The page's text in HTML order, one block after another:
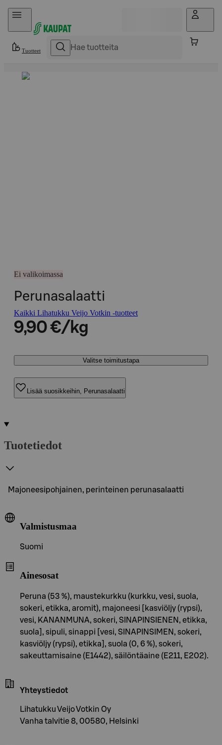
Hyppää sisältöön
Tuotteet
Ei valikoimassa
Perunasalaatti
Kaikki Lihatukku Veijo Votkin -tuotteet
9,90 €/kg
Valitse toimitustapa
Lisää suosikkeihin, Perunasalaatti
Tuotetiedot
Majoneesipohjainen, perinteinen perunasalaatti
Valmistusmaa
Suomi
Ainesosat
Peruna (53 %), maustekurkku (kurkku, vesi, suola,
sokeri, etikka, aromit), majoneesi [kasviöljy (rypsi),
vesi, KANANMUNA, sokeri, SINAPINSIENEN, etikka,
suola], sipuli, sinappi [vesi, SINAPINSIMEN, sokeri,
kasviöljy (rypsi), etikka], suola (0, 6 %), sokeri,
sakeuttamisaine (E1442), säilöntäaine (E211, E202).
Yhteystiedot
Lihatukku Veijo Votkin Oy
Vanha talvitie 8, 00580, Helsinki